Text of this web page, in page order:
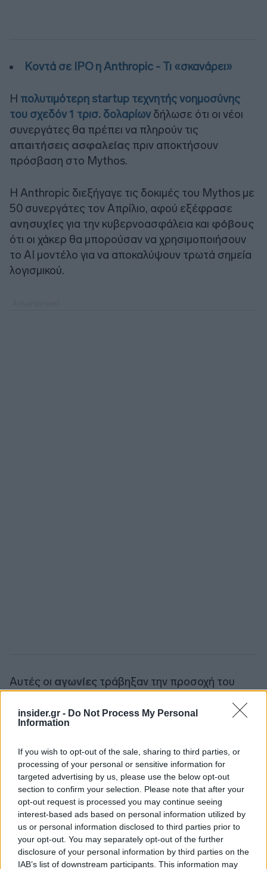
insider.gr - Do Not Process My Personal
Information
If you wish to opt-out of the sale, sharing to third parties, or
processing of your personal or sensitive information for
targeted advertising by us, please use the below opt-out
section to confirm your selection. Please note that after your
opt-out request is processed you may continue seeing
interest-based ads based on personal information utilized by
us or personal information disclosed to third parties prior to
your opt-out. You may separately opt-out of the further
disclosure of your personal information by third parties on the
IAB’s list of downstream participants. This information may
Κοντά σε IPO η Anthropic - Τι «σκανάρει»
Η πολυτιμότερη startup τεχνητής νοημοσύνης
του σχεδόν 1 τρισ. δολαρίωνδήλωσε ότι οι νέοι
συνεργάτες θα πρέπει να πληρούν τις
απαιτήσεις ασφαλείας πριν αποκτήσουν
πρόσβαση στο Mythos.
Η Anthropic διεξήγαγε τις δοκιμές του Mythos με
50 συνεργάτες τον Απρίλιο, αφού εξέφρασε
ανησυχίες για την κυβερνοασφάλεια και φόβους
ότι οι χάκερ θα μπορούσαν να χρησιμοποιήσουν
το ΑΙ μοντέλο για να αποκαλύψουν τρωτά σημεία
λογισμικού.
Αυτές οι αγωνίες τράβηξαν την προσοχή του
την κυβέρνηση των ΗΠΑ.
πρώτοι όλες τιςειδήσειςαπό την Ελλάδα και τον κόσμο.